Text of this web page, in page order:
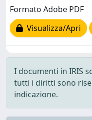
Formato Adobe PDF
Visualizza/Apri
I documenti in IRIS
tutti i diritti sono
indicazione.